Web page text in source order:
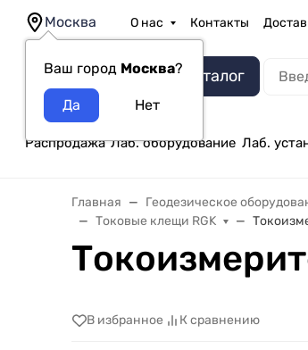
Москва
Ваш город Москва?
О нас Контакты
Каталог
Распродажа Лаб. оборудование Лаб.
Главная Геодезическое
Токовые клещи RGK
В избранное К сравнению